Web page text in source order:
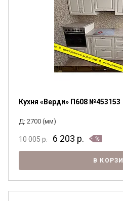
Кухня «Верди» П608 №453153
Д: 2700 (мм)
10 005р. 6 203 р.
В